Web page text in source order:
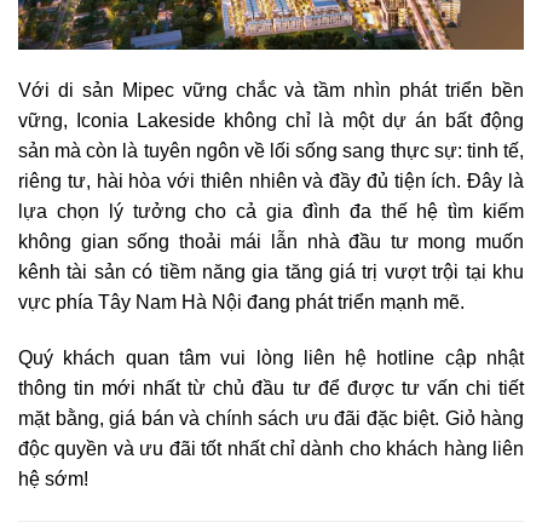
Với di sản Mipec vững chắc và tầm nhìn phát triển bền
vững, Iconia Lakeside không chỉ là một dự án bất động
sản mà còn là tuyên ngôn về lối sống sang thực sự: tinh tế,
riêng tư, hài hòa với thiên nhiên và đầy đủ tiện ích. Đây là
lựa chọn lý tưởng cho cả gia đình đa thế hệ tìm kiếm
không gian sống thoải mái lẫn nhà đầu tư mong muốn
kênh tài sản có tiềm năng gia tăng giá trị vượt trội tại khu
vực phía Tây Nam Hà Nội đang phát triển mạnh mẽ.
Quý khách quan tâm vui lòng liên hệ hotline cập nhật
thông tin mới nhất từ chủ đầu tư để được tư vấn chi tiết
mặt bằng, giá bán và chính sách ưu đãi đặc biệt. Giỏ hàng
độc quyền và ưu đãi tốt nhất chỉ dành cho khách hàng liên
hệ sớm!